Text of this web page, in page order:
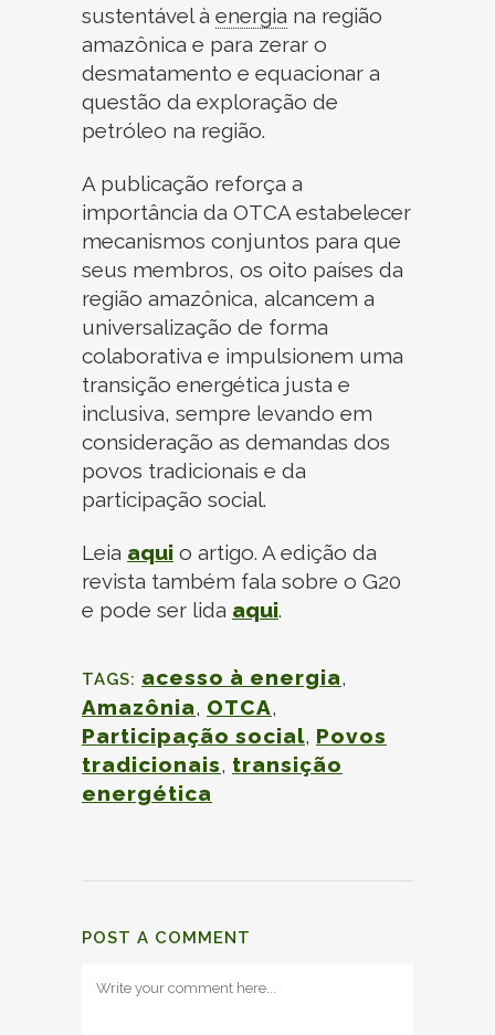
sustentável à energia na região
amazônica e para zerar o
desmatamento e equacionar a
questão da exploração de
petróleo na região.
A publicação reforça a
importância da OTCA estabelecer
mecanismos conjuntos para que
seus membros, os oito países da
região amazônica, alcancem a
universalização de forma
colaborativa e impulsionem uma
transição energética justa e
inclusiva, sempre levando em
consideração as demandas dos
povos tradicionais e da
participação social.
Leia aqui o artigo. A edição da
revista também fala sobre o G20
e pode ser lida aqui.
TAGS: acesso à energia,
Amazônia, OTCA,
Participação social, Povos
tradicionais, transição
energética
POST A COMMENT